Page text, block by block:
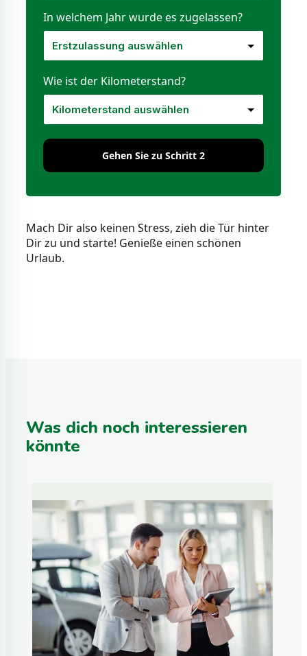
In welchem Jahr wurde es zugelassen?
Wie ist der Kilometerstand?
Gehen Sie zu Schritt 2
Mach Dir also keinen Stress, zieh die Tür hinter
Dir zu und starte! Genieße einen schönen
Urlaub.
Was dich noch interessieren
könnte